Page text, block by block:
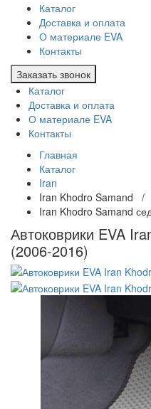
Каталог
Доставка и оплата
О материале EVA
Контакты
Заказать звонок
Каталог
Доставка и оплата
О материале EVA
Контакты
Главная
Каталог
Iran
Iran Khodro Samand /
Iran Khodro Samand
Автоковрики EVA
(2006-2016)